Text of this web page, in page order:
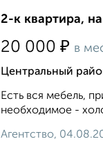
2-к квартира,
20 000 ₽ в
Центральный
Есть вся мебель,
необходимое -
Агентство,